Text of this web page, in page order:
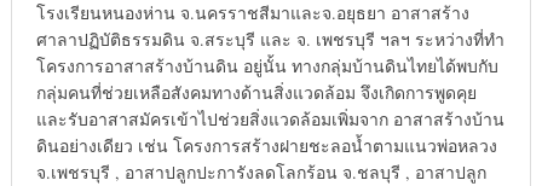
โรงเรียนหนองห่าน จ.นครราชสีมาและจ.อยุธยา อาสาสร้าง
ศาลาปฏิบัติธรรมดิน จ.สระบุรี และ จ. เพชรบุรี ฯลฯ ระหว่างที่ทำ
โครงการอาสาสร้างบ้านดิน อยู่นั้น ทางกลุ่มบ้านดินไทยได้พบกับ
กลุ่มคนที่ช่วยเหลือสังคมทางด้านสิ่งแวดล้อม จึงเกิดการพูดคุย
และรับอาสาสมัครเข้าไปช่วยสิ่งแวดล้อมเพิ่มจาก อาสาสร้างบ้าน
ดินอย่างเดียว เช่น โครงการสร้างฝายชะลอน้ำตามแนวพ่อหลวง
จ.เพชรบุรี , อาสาปลูกปะการังลดโลกร้อน จ.ชลบุรี , อาสาปลูก